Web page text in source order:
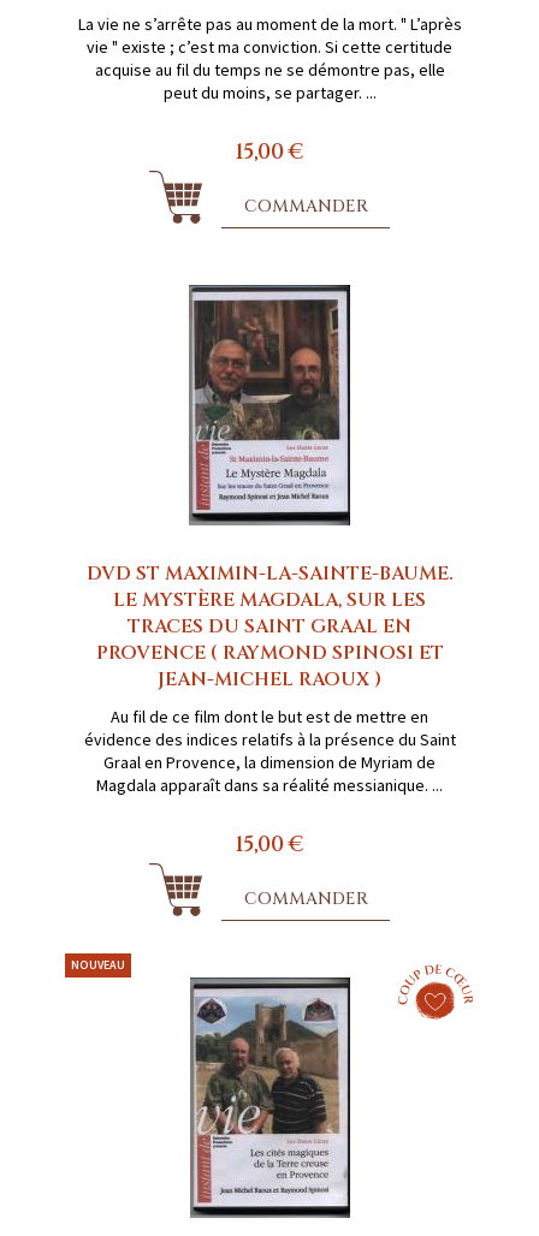
La vie ne s’arrête pas au moment de la mort. " L’après
vie " existe ; c’est ma conviction. Si cette certitude
acquise au fil du temps ne se démontre pas, elle
peut du moins, se partager. ...
15,00 €
COMMANDER
DVD ST MAXIMIN-LA-SAINTE-BAUME.
LE MYSTÈRE MAGDALA, SUR LES
TRACES DU SAINT GRAAL EN
PROVENCE ( RAYMOND SPINOSI ET
JEAN-MICHEL RAOUX )
Au fil de ce film dont le but est de mettre en
évidence des indices relatifs à la présence du Saint
Graal en Provence, la dimension de Myriam de
Magdala apparaît dans sa réalité messianique. ...
15,00 €
COMMANDER
NOUVEAU